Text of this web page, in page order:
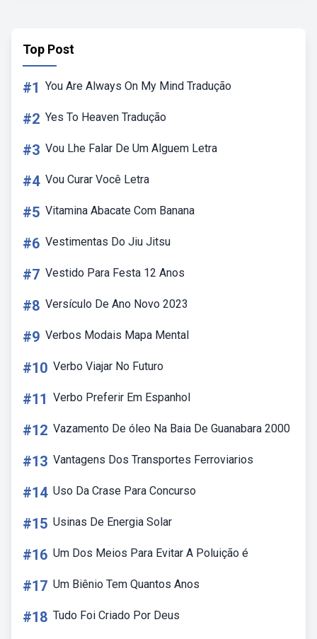
Top Post
#1 You Are Always On My Mind Tradução
#2 Yes To Heaven Tradução
#3 Vou Lhe Falar De Um Alguem Letra
#4 Vou Curar Você Letra
#5 Vitamina Abacate Com Banana
#6 Vestimentas Do Jiu Jitsu
#7 Vestido Para Festa 12 Anos
#8 Versículo De Ano Novo 2023
#9 Verbos Modais Mapa Mental
#10 Verbo Viajar No Futuro
#11 Verbo Preferir Em Espanhol
#12 Vazamento De óleo Na Baia De Guanabara 2000
#13 Vantagens Dos Transportes Ferroviarios
#14 Uso Da Crase Para Concurso
#15 Usinas De Energia Solar
#16 Um Dos Meios Para Evitar A Poluição é
#17 Um Biênio Tem Quantos Anos
#18 Tudo Foi Criado Por Deus